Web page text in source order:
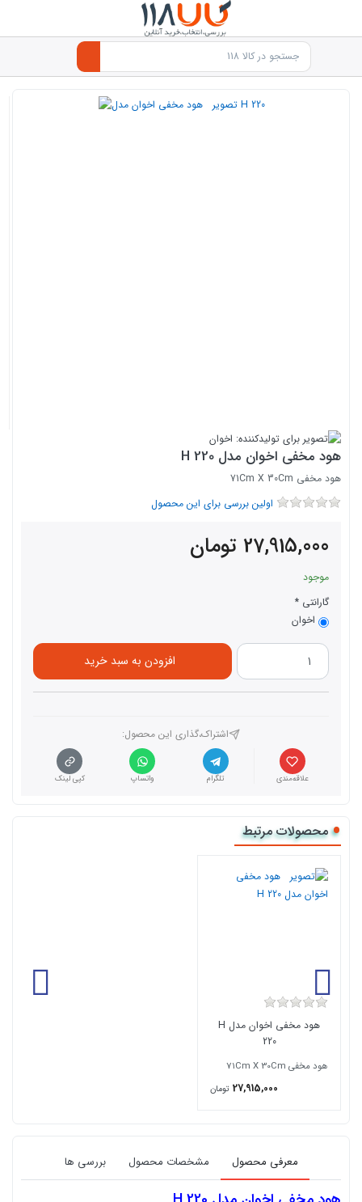
هود مخفی اخوان مدل H 220
هود مخفی 71Cm X 30Cm
اولین بررسی برای این محصول
27,915,000 تومان
موجود
گارانتی
اخوان
افزودن به سبد خرید
اشتراک،گذاری این محصول‌:
علاقه‌مندی تلگرام واتساپ کپی لینک
محصولات مرتبط
هود مخفی اخوان مدل H
220
هود مخفی 71Cm X 30Cm
27,915,000 تومان
معرفی محصول مشخصات محصول بررسی ها